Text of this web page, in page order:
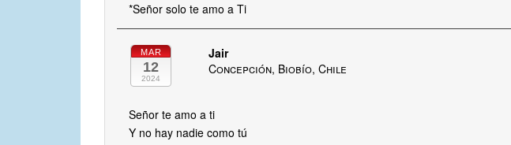
*Señor solo te amo a Ti
MAR
12
2024
Jair
Concepción, Biobío, Chile
Señor te amo a ti
Y no hay nadie como tú